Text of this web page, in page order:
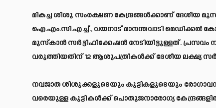
മികച്ച ശിശു സംരക്ഷണ കേന്ദ്രങ്ങൾക്കാണ്
ഐ.എം.സി.എച്ച്., വയനാട് മാനന്തവാടി മെഡിക്കൽ
മുസ്‌കാൻ സർട്ടിഫിക്കേഷൻ നേടിയിട്ടുള്ളത്.
വരുത്തിയതിന് 12 ആശുപത്രികൾക്ക് ദേശീയ ലക്ഷ്യ
നവജാത ശിശുക്കളുടെയും കുട്ടികളുടെയും
വരെയുള്ള കുട്ടികൾക്ക് പൊതുജനാരോഗ്യ